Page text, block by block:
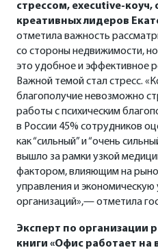
стрессом, executive-
креативных лидеров
отметила важность
со стороны недвижимости,
это удобное и эффективное
Важной темой стал стресс.
благополучие невозможно
работы с психическим
в России 45% сотрудников
как “сильный” и “очень
вышло за рамки узкой
фактором, влияющим на
управления и экономическую
организаций»,— отметила
Эксперт по организации
книги «Офис работает на